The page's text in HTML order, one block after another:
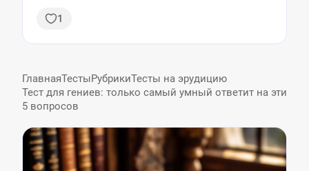
1
ГлавнаяТестыРубрикиТесты на эрудицию
Тест для гениев: только самый умный ответит на эти
5 вопросов